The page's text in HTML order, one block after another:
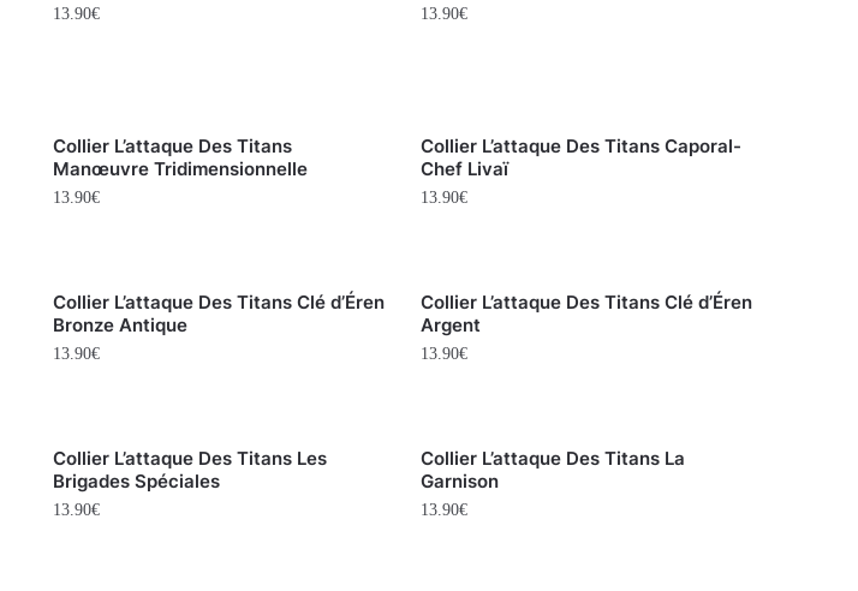
13.90€ 13.90€
Collier L’attaque Des Titans
Manœuvre Tridimensionnelle
13.90€
Collier L’attaque Des Titans Caporal-
Chef Livaï
13.90€
Collier L’attaque Des Titans Clé d’Éren
Bronze Antique
13.90€
Collier L’attaque Des Titans Clé d’Éren
Argent
13.90€
Collier L’attaque Des Titans Les
Brigades Spéciales
13.90€
Collier L’attaque Des Titans La
Garnison
13.90€